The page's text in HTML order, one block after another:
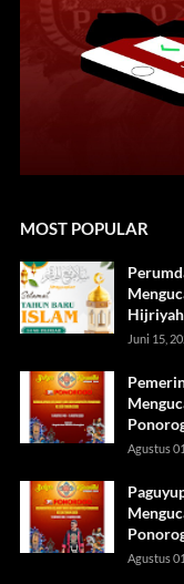
MOST POPULAR
Hijriyah
Juni 15,
Agustus
Agustus